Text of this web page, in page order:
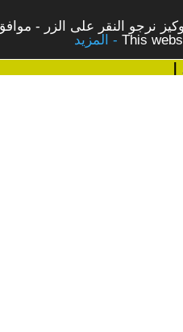
نرجو النقر على الزر -
This